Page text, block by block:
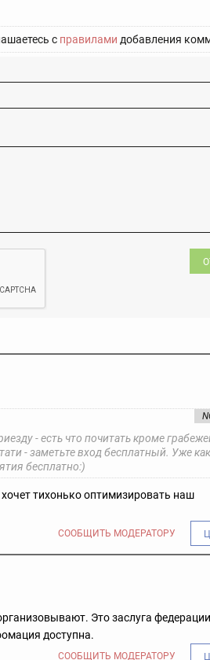
с правилами добавления
- есть что почитать кроме
- заметьте вход бесплатный. Уже
бесплатно:)
тихонько оптимизировать наш
СООБЩИТЬ МОДЕРАТОРУ
Это заслуга
доступна.
СООБЩИТЬ МОДЕРАТОРУ